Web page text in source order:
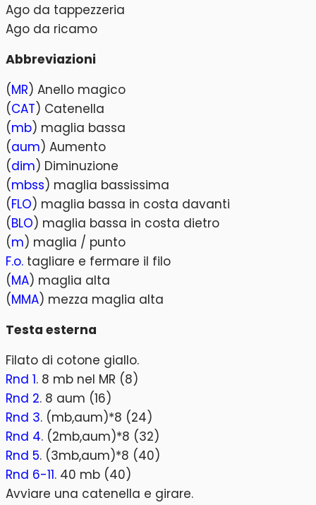
Ago da tappezzeria
Ago da ricamo
Abbreviazioni
(MR) Anello magico
(CAT) Catenella
(mb) maglia bassa
(aum) Aumento
(dim) Diminuzione
(mbss) maglia bassissima
(FLO) maglia bassa in costa davanti
(BLO) maglia bassa in costa dietro
(m) maglia / punto
F.o. tagliare e fermare il filo
(MA) maglia alta
(MMA) mezza maglia alta
Testa esterna
Filato di cotone giallo.
Rnd 1. 8 mb nel MR (8)
Rnd 2. 8 aum (16)
Rnd 3. (mb,aum)*8 (24)
Rnd 4. (2mb,aum)*8 (32)
Rnd 5. (3mb,aum)*8 (40)
Rnd 6-11. 40 mb (40)
Avviare una catenella e girare.